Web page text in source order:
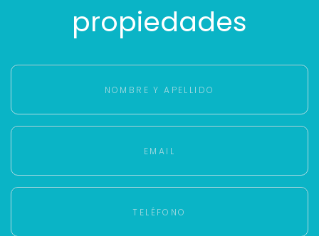
propiedades